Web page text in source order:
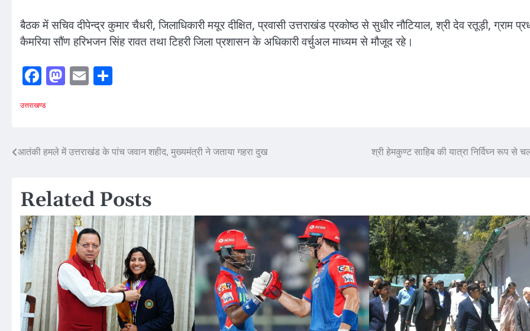
बैठक में सचिव दीपेन्द्र कुमार चैधरी, जिलाधिकारी मयूर दीक्षित, प्रवासी उत्तराखंड प्रकोष्ठ से सुधीर नौटियाल, श्री देव रतूड़ी, ग्राम
कैमरिया सौंण हरिभजन सिंह रावत तथा टिहरी जिला प्रशासन के अधिकारी वर्चुअल माध्यम से मौजूद रहे।
Facebook
Mastodon
Email
उत्तराखण्ड
Post
आतंकी हमले में उत्तराखंड के पांच जवान शहीद, मुख्यमंत्री ने जताया गहरा दुख श्री हेमकुण्ट साहिब की यात्रा निर्विघ्न रूप से
Related Posts